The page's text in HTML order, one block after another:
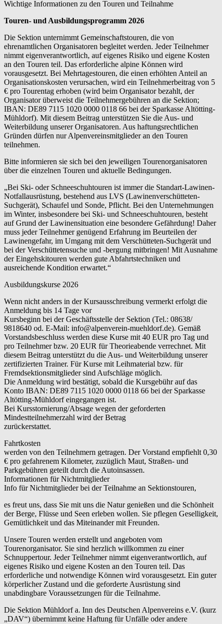
Wichtige Informationen zu den Touren und Teilnahme
Touren- und Ausbildungsprogramm 2026
Die Sektion unternimmt Gemeinschaftstouren, die von
ehrenamtlichen Organisatoren begleitet werden. Jeder Teilnehmer
nimmt eigenverantwortlich, auf eigenes Risiko und eigene Kosten
an den Touren teil. Das erforderliche alpine Können wird
vorausgesetzt. Bei Mehrtagestouren, die einen erhöhten Anteil an
Organisationskosten verursachen, wird ein Teilnehmerbeitrag von 5
€ pro Tourentag erhoben (wird beim Organisator bezahlt, der
Organisator überweist die Teilnehmergebühren an die Sektion;
IBAN: DE89 7115 1020 0000 0118 66 bei der Sparkasse Altötting-
Mühldorf). Mit diesem Beitrag unterstützen Sie die Aus- und
Weiterbildung unserer Organisatoren. Aus haftungsrechtlichen
Gründen dürfen nur Alpenvereinsmitglieder an den Touren
teilnehmen.
Bitte informieren sie sich bei den jeweiligen Tourenorganisatoren
über die einzelnen Touren und aktuelle Bedingungen.
„Bei Ski- oder Schneeschuhtouren ist immer die Standart-Lawinen-
Notfallausrüstung, bestehend aus LVS (Lawinenverschütteten-
Suchgerät), Schaufel und Sonde, Pflicht. Bei den Unternehmungen
im Winter, insbesondere bei Ski- und Schneeschuhtouren, besteht
auf Grund der Lawinensituation eine besondere Gefährdung! Daher
muss jeder Teilnehmer genügend Erfahrung im Beurteilen der
Lawinengefahr, im Umgang mit dem Verschütteten-Suchgerät und
bei der Verschüttetensuche und -bergung mitbringen! Mit Ausnahme
der Eingehskitouren werden gute Abfahrtstechniken und
ausreichende Kondition erwartet.“
Ausbildungskurse 2026
Wenn nicht anders in der Kursausschreibung vermerkt erfolgt die
Anmeldung bis 14 Tage vor
Kursbeginn bei der Geschäftsstelle der Sektion (Tel.: 08638/
9818640 od. E-Mail: info@alpenverein-muehldorf.de). Gemäß
Vorstandsbeschluss werden diese Kurse mit 40 EUR pro Tag und
pro Teilnehmer bzw. 20 EUR für Theorieabende verrechnet. Mit
diesem Beitrag unterstützt du die Aus- und Weiterbildung unserer
zertifizierten Trainer. Für Kurse mit Leihmaterial bzw. für
Fremdsektionsmitglieder sind Aufschläge möglich.
Die Anmeldung wird bestätigt, sobald die Kursgebühr auf das
Konto IBAN: DE89 7115 1020 0000 0118 66 bei der Sparkasse
Altötting-Mühldorf eingegangen ist.
Bei Kursstornierung/Absage wegen der geforderten
Mindestteilnehmerzahl wird der Betrag
zurückerstattet.
Fahrtkosten
werden von den Teilnehmern getragen. Der Vorstand empfiehlt 0,30
€ pro gefahrenem Kilometer, zuzüglich Maut, Straßen- und
Parkgebühren geteilt durch die Autoinsassen.
Informationen für Nichtmitglieder
Info für Nichtmitglieder bei der Teilnahme an Sektionstouren,
es freut uns, dass Sie mit uns die Natur genießen und die Schönheit
der Berge, Flüsse und Seen erleben wollen. Sie pflegen Geselligkeit,
Gemütlichkeit und das Miteinander mit Freunden.
Unsere Touren werden erstellt und angeboten vom
Tourenorganisator. Sie sind herzlich willkommen zu einer
Schnuppertour. Jeder Teilnehmer nimmt eigenverantwortlich, auf
eigenes Risiko und eigene Kosten an den Touren teil. Das
erforderliche und notwendige Können wird vorausgesetzt. Ein guter
körperlicher Zustand und die geforderte Ausrüstung sind
unabdingbare Voraussetzungen für die Teilnahme.
Die Sektion Mühldorf a. Inn des Deutschen Alpenvereins e.V. (kurz
„DAV“) übernimmt keine Haftung für Unfälle oder andere